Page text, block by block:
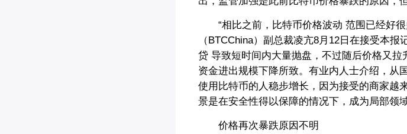
“相比之前，比特币价格波动 范围已经好很
（BTCChina）副总裁凌亢8月12日在接受本
贷 导致短时间内大量抛盘，不过随后价格又拉
资金进出规模下降所致。有业内人士介绍，从
使用比特币的人稳步增长，因为接受的商家越
景是在安全性得以保障的情况下，成为局部领
价格再次暴跌原因不明